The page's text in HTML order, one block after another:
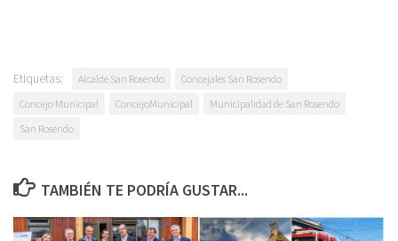
Etiquetas: Alcalde San Rosendo
Concejales San Rosendo
Concejo Municipal
ConcejoMunicipal
Municipalidad de San Rosendo
San Rosendo
TAMBIÉN TE PODRÍA GUSTAR...